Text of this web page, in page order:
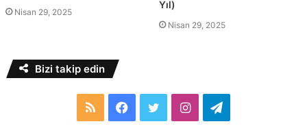
Nisan 29, 2025
Yıl)
Nisan 29, 2025
Bizi takip edin
RSS Facebook
TwitterInstagramTelegram